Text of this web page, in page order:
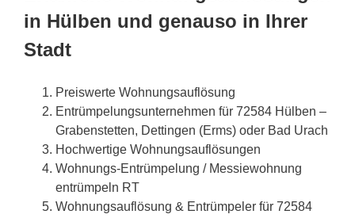
in Hülben und genauso in Ihrer
Stadt
Preiswerte Wohnungsauflösung
Entrümpelungsunternehmen für 72584 Hülben –
Grabenstetten, Dettingen (Erms) oder Bad Urach
Hochwertige Wohnungsauflösungen
Wohnungs-Entrümpelung / Messiewohnung
entrümpeln RT
Wohnungsauflösung & Entrümpeler für 72584